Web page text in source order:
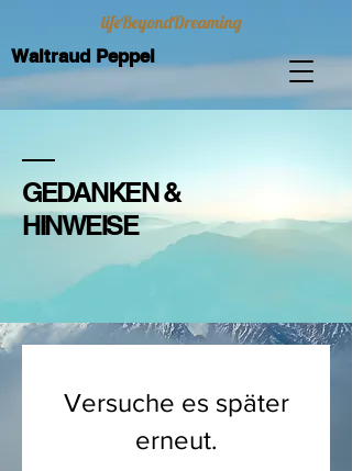
Waltraud Peppel
lifeBeyondDreaming
GEDANKEN &
HINWEISE
Versuche es später
erneut.